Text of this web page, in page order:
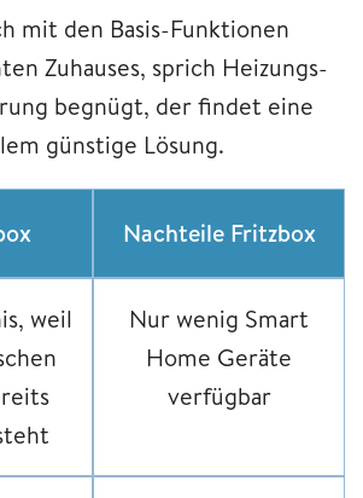
mit den Basis-Funktionen
Zuhauses, sprich Heizungs-
begnügt, der findet eine
günstige Lösung.
Nachteile Fritzbox
weil
Nur wenig Smart
Home Geräte
verfügbar